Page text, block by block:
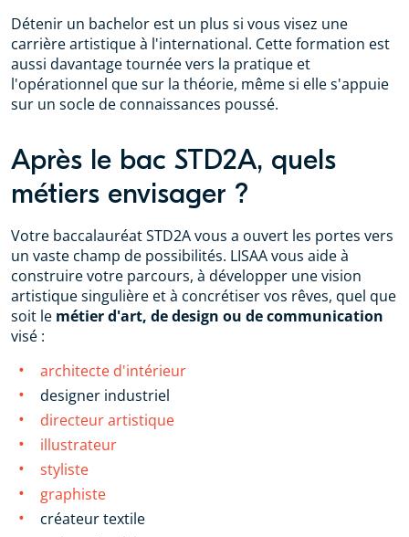
Détenir un bachelor est un plus si vous visez une
carrière artistique à l'international. Cette formation est
aussi davantage tournée vers la pratique et
l'opérationnel que sur la théorie, même si elle s'appuie
sur un socle de connaissances poussé.
Après le bac STD2A, quels
métiers envisager ?
Votre baccalauréat STD2A vous a ouvert les portes vers
un vaste champ de possibilités. LISAA vous aide à
construire votre parcours, à développer une vision
artistique singulière et à concrétiser vos rêves, quel que
soit le métier d'art, de design ou de communication
visé :
architecte d'intérieur
designer industriel
directeur artistique
illustrateur
styliste
graphiste
créateur textile